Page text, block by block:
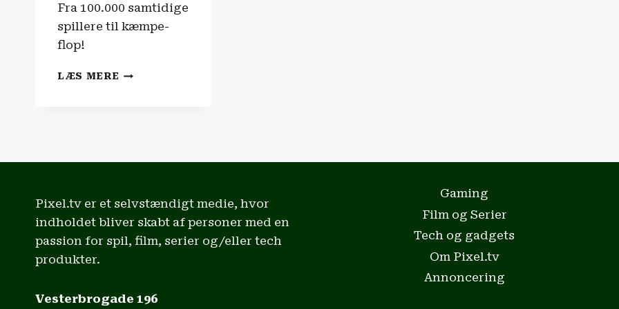
Fra 100.000 samtidige
spillere til kæmpe-
flop!
LÆS MERE SPILNYHEDERNE
AF
Pixel.tv er et selvstændigt medie, hvor
indholdet bliver skabt af personer med en
passion for spil, film, serier og/eller tech
produkter.
Vesterbrogade 196
Gaming
Film og Serier
Tech og gadgets
Om Pixel.tv
Annoncering